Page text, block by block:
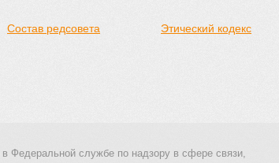
Состав редсовета Этический кодекс
в Федеральной службе по надзору в сфере связи,